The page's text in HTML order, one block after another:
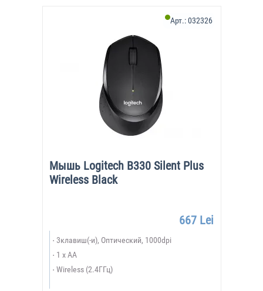
Мышь Logitech B330 Silent Plus
Wireless Black
Арт.:032326
667 Lei
3клавиш(-и), Оптический, 1000dpi
1 x AA
Wireless (2.4ГГц)